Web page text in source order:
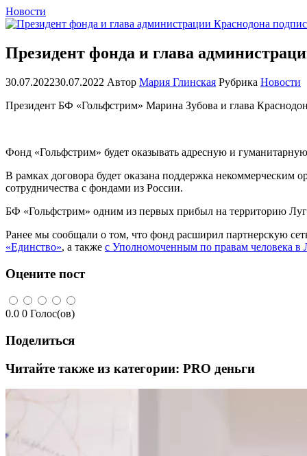
Новости
Президент фонда и глава
30.07.202230.07.2022 Автор Мария Глинская Рубрика Новости
Президент БФ «Гольфстрим» Марина Зубова и глава
Фонд «Гольфстрим» будет оказывать адресную и
В рамках договора будет оказана поддержка некоммерческим
сотрудничества с фондами из России.
БФ «Гольфстрим» одним из первых прибыл на территорию
Ранее мы сообщали о том, что фонд расширил партнерскую
«Единство», а также с Уполномоченным по правам человека
Оцените пост
0.0 0 Голос(ов)
Поделиться
Читайте также из категории: PRO деньги